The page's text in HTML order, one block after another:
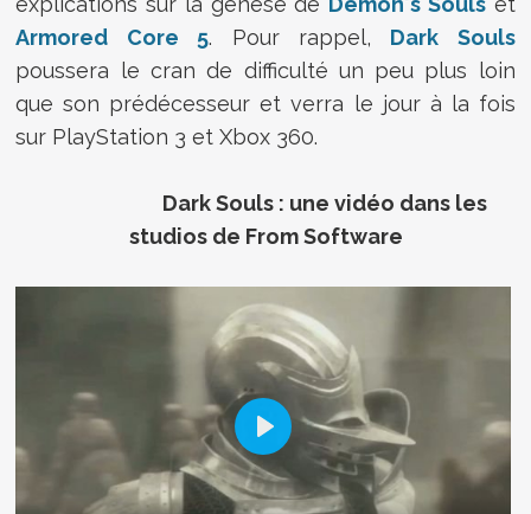
Armored Core 5. Pour rappel, Dark Souls
poussera le cran de difficulté un peu plus loin
que son prédécesseur et verra le jour à la fois
sur PlayStation 3 et Xbox 360.
Dark Souls : une vidéo dans les
studios de From Software